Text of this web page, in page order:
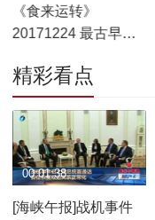
《食来运转》
20171224 最古早的
精彩看点
[海峡午报]战机事件
00:01:38